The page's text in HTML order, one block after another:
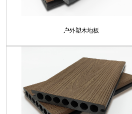
户外塑木地板